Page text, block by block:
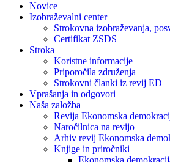
Novice
Izobraževalni center
Strokovna izobraževanja,
Certifikat ZSDS
Stroka
Koristne informacije
Priporočila združenja
Strokovni članki iz revij ED
Vprašanja in odgovori
Naša založba
Revija Ekonomska
Naročilnica na revijo
Arhiv revij Ekonomska
Knjige in priročniki
Ekonomska